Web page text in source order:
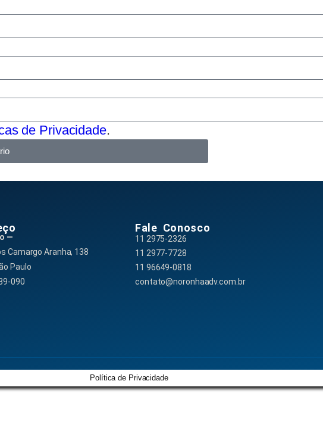
de Privacidade.
—
Camargo Aranha, 138
Paulo
090
Fale Conosco
11 2975-2326
11 2977-7728
11 96649-0818
contato@noronhaadv.com.br
Política de Privacidade